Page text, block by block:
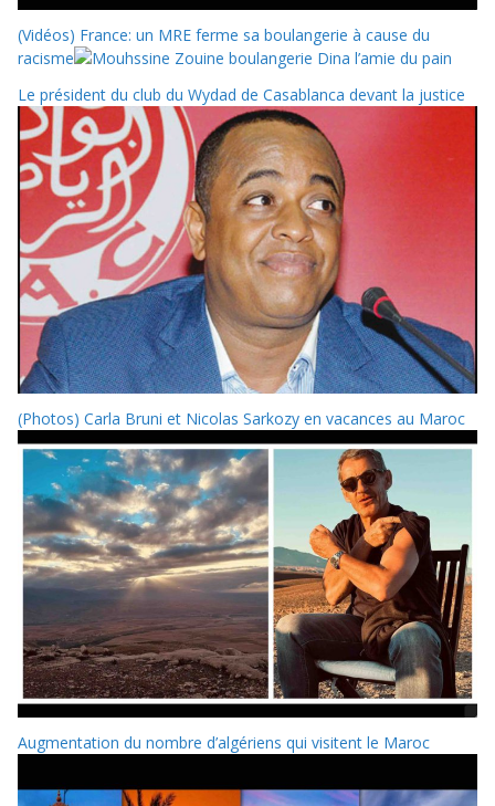
(Vidéos) France: un MRE ferme sa boulangerie à cause du
racisme
Le président du club du Wydad de Casablanca devant la justice
(Photos) Carla Bruni et Nicolas Sarkozy en vacances au Maroc
Augmentation du nombre d’algériens qui visitent le Maroc